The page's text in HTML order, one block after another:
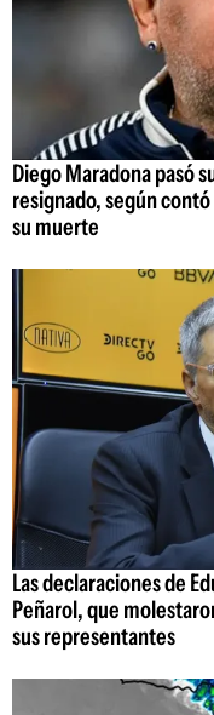
Diego Maradona pasó
resignado, según
su muerte
Las declaraciones de
Peñarol, que
sus representantes